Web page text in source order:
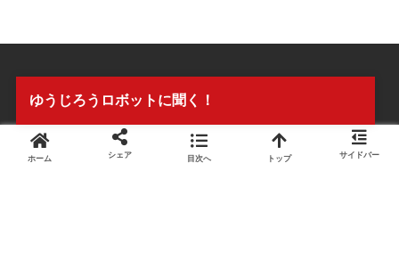
ホーム シェア 目次へ トップ サイドバー
ゆうじろうロボットに聞く！